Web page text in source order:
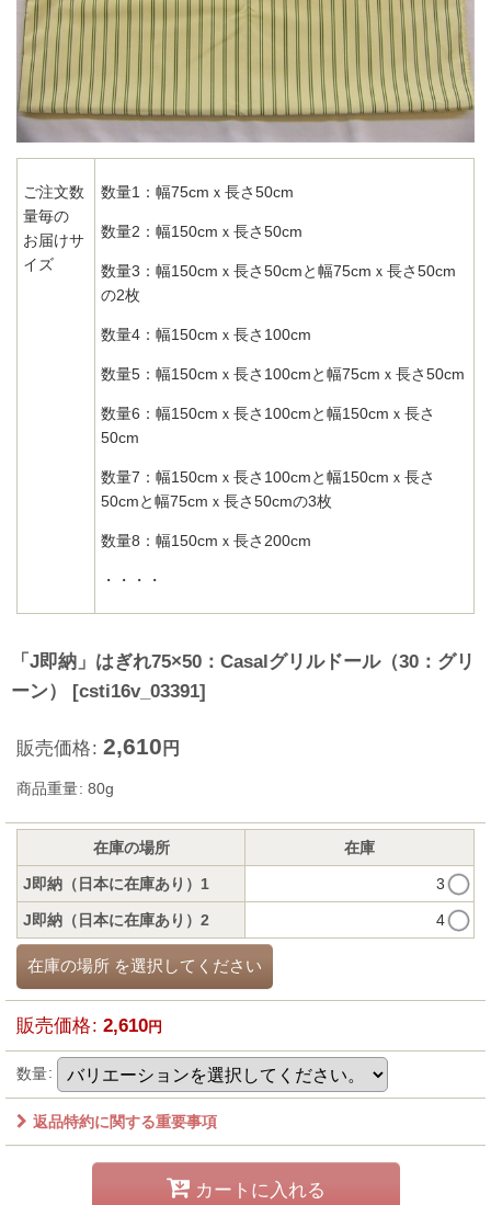
ご注文数
量毎の
お届けサ
イズ
数量1：幅75cmｘ長さ50cm
数量2：幅150cmｘ長さ50cm
数量3：幅150cmｘ長さ50cmと幅75cmｘ長さ50cm
の2枚
数量4：幅150cmｘ長さ100cm
数量5：幅150cmｘ長さ100cmと幅75cmｘ長さ50cm
数量6：幅150cmｘ長さ100cmと幅150cmｘ長さ
50cm
数量7：幅150cmｘ長さ100cmと幅150cmｘ長さ
50cmと幅75cmｘ長さ50cmの3枚
数量8：幅150cmｘ長さ200cm
・・・・
「J即納」はぎれ75×50：Casalグリルドール（30：グリ
ーン）
[csti16v_03391]
販売価格: 2,610 円
商品重量: 80g
在庫の場所 在庫
J即納（日本に在庫あり）1 3
J即納（日本に在庫あり）2 4
在庫の場所 を選択してください
販売価格: 2,610円
数量:
返品特約に関する重要事項
カートに入れる